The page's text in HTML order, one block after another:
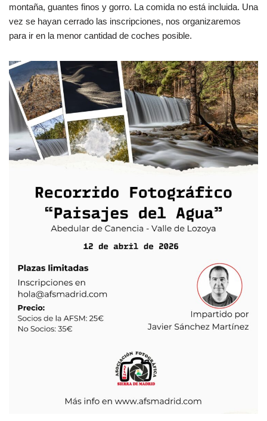
montaña, guantes finos y gorro. La comida no está incluida. Una
vez se hayan cerrado las inscripciones, nos organizaremos
para ir en la menor cantidad de coches posible.